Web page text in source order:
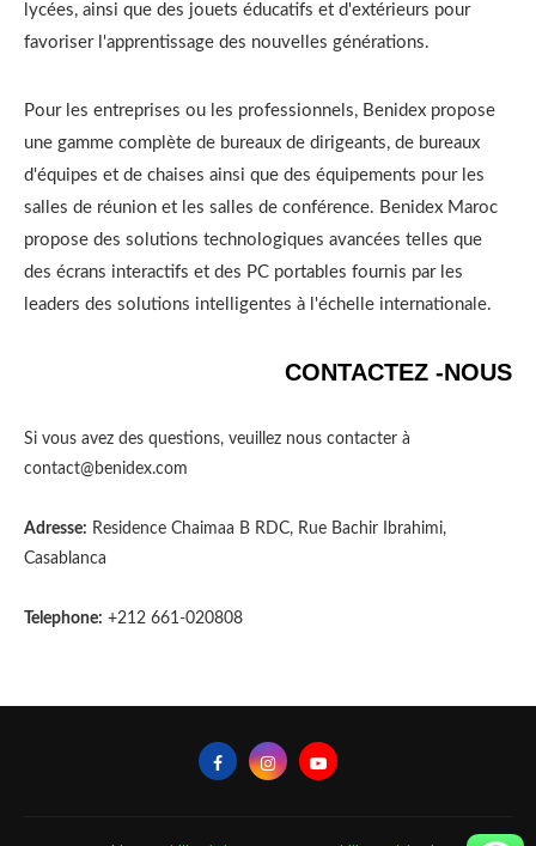
lycées, ainsi que des jouets éducatifs et d'extérieurs pour
favoriser l'apprentissage des nouvelles générations.
Pour les entreprises ou les professionnels, Benidex propose
une gamme complète de bureaux de dirigeants, de bureaux
d'équipes et de chaises ainsi que des équipements pour les
salles de réunion et les salles de conférence. Benidex Maroc
propose des solutions technologiques avancées telles que
des écrans interactifs et des PC portables fournis par les
leaders des solutions intelligentes à l'échelle internationale.
CONTACTEZ -NOUS
Si vous avez des questions, veuillez nous contacter à
contact@benidex.com
Adresse: Residence Chaimaa B RDC, Rue Bachir Ibrahimi,
Casablanca
Telephone: +212 661-020808